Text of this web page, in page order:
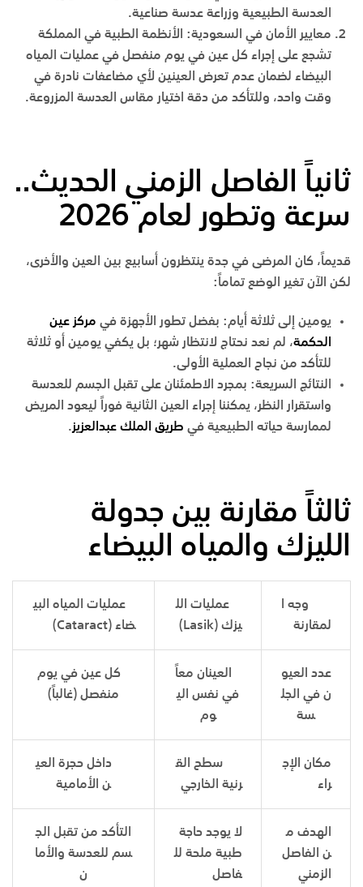
العدسة الطبيعية وزراعة عدسة صناعية.
معايير الأمان في السعودية: الأنظمة الطبية في المملكة
تشجع على إجراء كل عين في يوم منفصل في عمليات المياه
البيضاء لضمان عدم تعرض العينين لأي مضاعفات نادرة في
وقت واحد، وللتأكد من دقة اختيار مقاس العدسة المزروعة.
ثانياً الفاصل الزمني الحديث..
سرعة وتطور لعام 2026
قديماً، كان المرضى في جدة ينتظرون أسابيع بين العين والأخرى،
لكن الآن تغير الوضع تماماً:
يومين إلى ثلاثة أيام: بفضل تطور الأجهزة في مركز عين
الحكمة، لم نعد نحتاج لانتظار شهر؛ بل يكفي يومين أو ثلاثة
للتأكد من نجاح العملية الأولى.
النتائج السريعة: بمجرد الاطمئنان على تقبل الجسم للعدسة
واستقرار النظر، يمكننا إجراء العين الثانية فوراً ليعود المريض
لممارسة حياته الطبيعية في طريق الملك عبدالعزيز.
ثالثاً مقارنة بين جدولة
الليزك والمياه البيضاء
وجه ا
لمقارنة
عمليات الل
يزك(Lasik)
عمليات المياه البي
ضاء(Cataract)
عدد العيو
ن في الجل
سة
العينان معاً
في نفس الي
وم
كل عين في يوم
منفصل (غالباً)
مكان الإج
راء
سطح الق
رنية الخارجي
داخل حجرة العي
ن الأمامية
الهدف م
ن الفاصل
الزمني
لا يوجد حاجة
طبية ملحة لل
فاصل
التأكد من تقبل الج
سم للعدسة والأما
ن